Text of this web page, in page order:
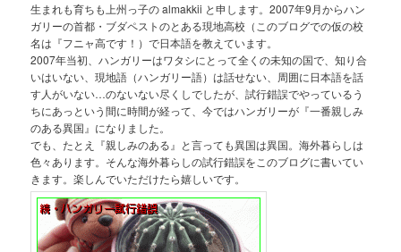
生まれも育ちも上州っ子の almakkii と申します。2007年9月からハン
ガリーの首都・ブダペストのとある現地高校（このブログでの仮の校
名は『フニャ高です！）で日本語を教えています。
2007年当初、ハンガリーはワタシにとって全くの未知の国で、知り合
いはいない、現地語（ハンガリー語）は話せない、周囲に日本語を話
す人がいない…のないない尽くしでしたが、試行錯誤でやっているう
ちにあっという間に時間が経って、今ではハンガリーが『一番親しみ
のある異国』になりました。
でも、たとえ『親しみのある』と言っても異国は異国。海外暮らしは
色々あります。そんな海外暮らしの試行錯誤をこのブログに書いてい
きます。楽しんでいただけたら嬉しいです。